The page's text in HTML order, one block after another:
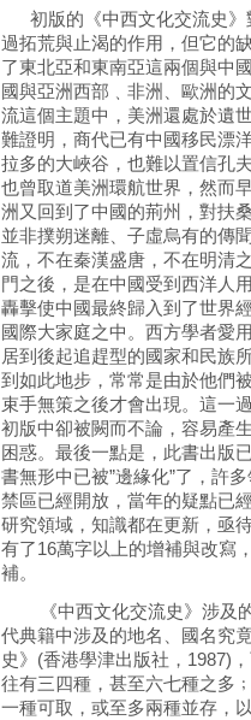
初版的《中西文化交流史》
過拓荒與止渴的作用，但它的
了東北亞和東南亞這兩個與中
國與亞洲西部﹑非洲、歐洲的
流這個主題中，美洲還處於遺
難證明，商代已有中國移民漂
拉多的大峽谷，也難以置信孔
也曾取道美洲環航世界，然而
洲又回到了中國的荊州，對扶
並非撲朔迷離、子虛烏有的傳
流，不在秦漢盛唐，不在明清
門之後，是在中國受到西洋人
轟擊使中國最終歸入到了世界
國際大家庭之中。西方學者愛
居到後起追趕型的國家和民族
到如此地步，常常是由於他們
束手無策之後才會出現。這一
初版中卻被闕而不論，容易產
困惑。最後一點是，此書出版
書無形中已被”邊緣化”了，許
禁區已經開放，當年的疑點已
研究領域，知識都在更新，亟
有了16萬字以上的增補與改寫
補。
《中西文化交流史》涉及的
代典籍中涉及的地名、國名究
史》(香港學津出版社，1987)
往有三四種，甚至六七種之多
一種可取，或至多兩種並存，